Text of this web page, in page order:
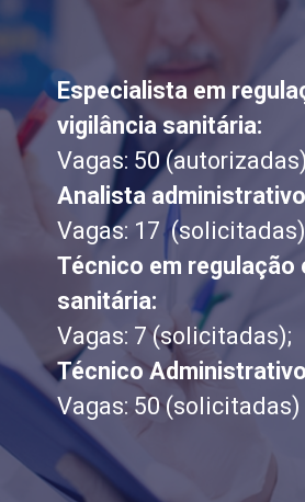
Especialista em
vigilância sanitária:
Vagas: 50
Analista
Vagas: 17
Técnico em regulação
sanitária:
Vagas: 7 (solicitadas);
Técnico
Vagas: 50 (solicitadas)